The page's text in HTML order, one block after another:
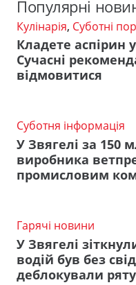
Популярні
Кулінарія, Суботні
Кладете аспірин
Сучасні
відмовитися
Суботня інформація
У Звягелі за 150
виробника
промисловим
Гарячі новини
У Звягелі
водій був без
деблокували